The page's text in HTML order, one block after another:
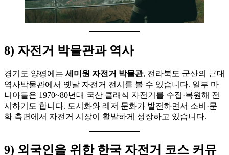
8) 자전거 박물관과 역사
경기도 양평에는 세미원 자전거 박물관, 전라북도 군산의 근대
역사박물관에서 옛날 자전거 전시를 볼 수 있습니다. 일부 마
니아들은 1970~80년대 국산 클래식 자전거를 수집·복원해 전
시하기도 합니다. 도시화와 레저 문화가 발전하면서 소비·문
화 측면에서 자전거 시장이 활발하게 성장하고 있습니다.
9) 외국인을 위한 한국 자전거 코스 커뮤